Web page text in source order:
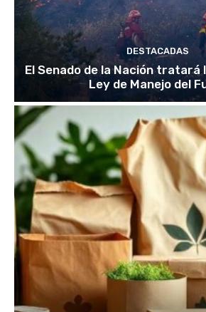
DESTACADAS
El Senado de la Nación tratará
Ley de Manejo del